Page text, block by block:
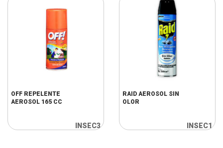
OFF REPELENTE
AEROSOL 165 CC
INSEC3
RAID AEROSOL SIN
OLOR
INSEC1